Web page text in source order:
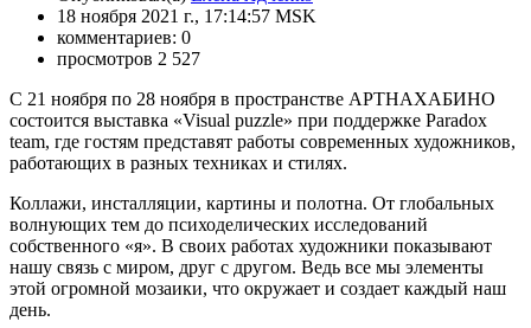
18 ноября 2021 г., 17:14:57 MSK
комментариев: 0
просмотров 2 527
С 21 ноября по 28 ноября в пространстве АРТНАХАБИНО
состоится выставка «Visual puzzle» при поддержке Paradox
team, где гостям представят работы современных художников,
работающих в разных техниках и стилях.
Коллажи, инсталляции, картины и полотна. От глобальных
волнующих тем до психоделических исследований
собственного «я». В своих работах художники показывают
нашу связь с миром, друг с другом. Ведь все мы элементы
этой огромной мозаики, что окружает и создает каждый наш
день.